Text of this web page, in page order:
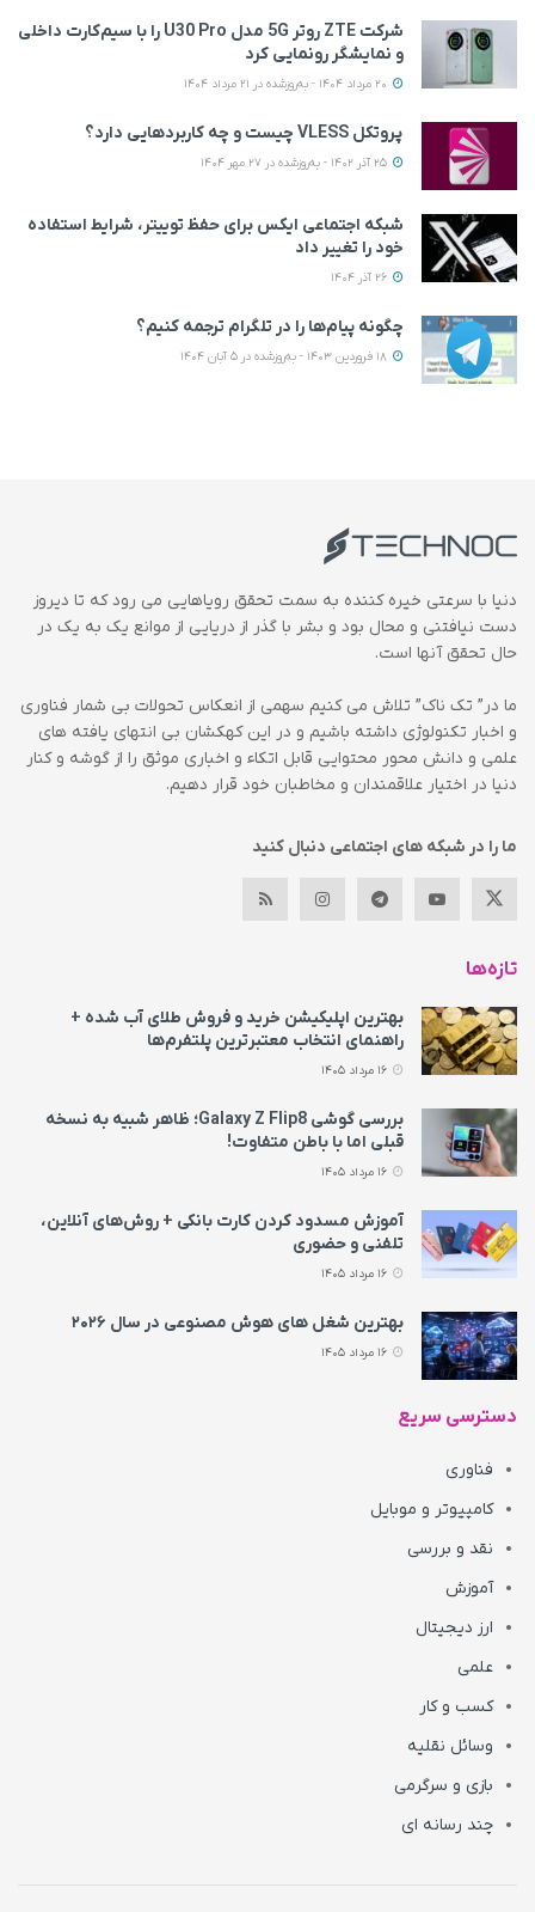
شرکت ZTE روتر 5G مدل U30 Pro را با سیم‌کارت داخلی
و نمایشگر رونمایی کرد
پروتکل VLESS چیست و چه کاربردهایی دارد؟
شبکه اجتماعی ایکس برای حفظ توییتر، شرایط استفاده
خود را تغییر داد
چگونه پیام‌ها را در تلگرام ترجمه کنیم؟
دنیا با سرعتی خیره کننده به سمت تحقق رویاهایی می رود که تا دیروز
دست نیافتنی و محال بود و بشر با گذر از دریایی از موانع یک به یک در
حال تحقق آنها است.
ما در” تک ناک” تلاش می کنیم سهمی از انعکاس تحولات بی شمار فناوری
و اخبار تکنولوژی داشته باشیم و در این کهکشان بی انتهای یافته های
علمی و دانش محور محتوایی قابل اتکاء و اخباری موثق را از گوشه و کنار
دنیا در اختیار علاقمندان و مخاطبان خود قرار دهیم.
ما را در شبکه های اجتماعی دنبال کنید
تازه‌ها
بهترین اپلیکیشن خرید و فروش طلای آب شده +
راهنمای انتخاب معتبرترین پلتفرم‌ها
بررسی گوشی Galaxy Z Flip8؛ ظاهر شبیه به نسخه
قبلی اما با باطن متفاوت!
آموزش مسدود کردن کارت بانکی + روش‌های آنلاین،
تلفنی و حضوری
بهترین شغل های هوش مصنوعی در سال ۲۰۲۶
دسترسی سریع
فناوری
کامپیوتر و موبایل
نقد و بررسی
آموزش
ارز دیجیتال
علمی
کسب و کار
وسائل نقلیه
بازی و سرگرمی
چند رسانه ای